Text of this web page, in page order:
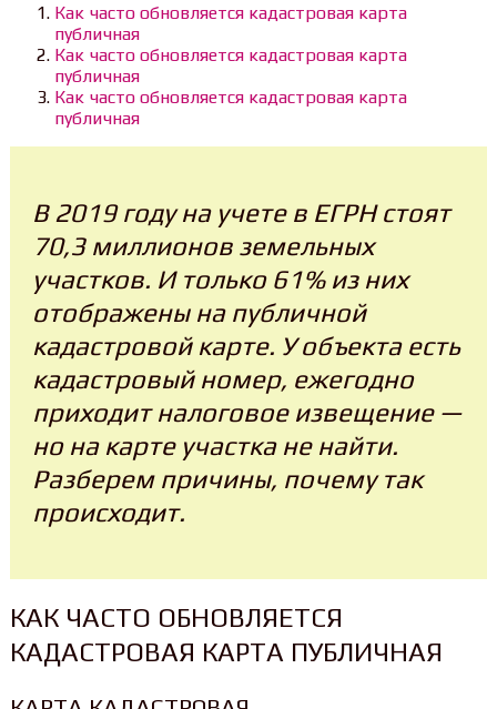
Как часто обновляется кадастровая карта
публичная
Как часто обновляется кадастровая карта
публичная
Как часто обновляется кадастровая карта
публичная
В 2019 году на учете в ЕГРН стоят
70,3 миллионов земельных
участков. И только 61% из них
отображены на публичной
кадастровой карте. У объекта есть
кадастровый номер, ежегодно
приходит налоговое извещение —
но на карте участка не найти.
Разберем причины, почему так
происходит.
КАК ЧАСТО ОБНОВЛЯЕТСЯ
КАДАСТРОВАЯ КАРТА ПУБЛИЧНАЯ